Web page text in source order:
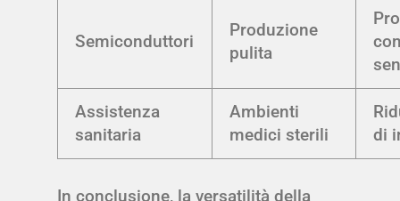
Semiconduttori
Produzione
pulita
Assistenza
sanitaria
Ambienti
medici sterili
di
In conclusione, la versatilità della